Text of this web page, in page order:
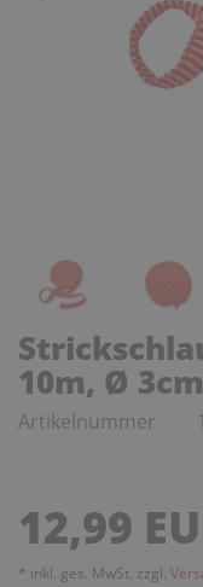
10m, Ø 3cm
Artikelnummer
12,99
* inkl. ges. MwSt. zzgl.